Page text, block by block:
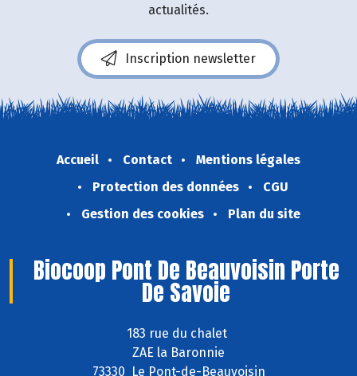
actualités.
Inscription newsletter
Accueil Contact
Mentions légales
Protection des données
CGU
Gestion des cookies
Plan du site
Biocoop Pont De Beauvoisin Porte
De Savoie
183 rue du chalet
ZAE la Baronnie
73330 Le Pont-de-Beauvoisin